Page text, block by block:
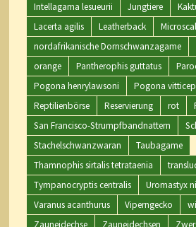
Intellagama lesueurii
Jungtiere
Lacerta agilis
Leatherback
nordafrikanische Dornschwanzagame
orange
Pantherophis guttatus
Pogona henrylawsoni
Pogona
Reptilienbörse
Reservierung rot
San Francisco-Strumpfbandnattern
Stachelschwanzwaran
Taubagame
Thamnophis sirtalis tetrataenia
Tympanocryptis centralis
Uromastyx
Varanus acanthurus
Viperngecko